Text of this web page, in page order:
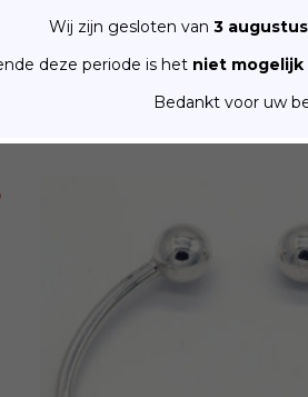
Wij zijn gesloten van 3
deze periode is het niet
Bedankt voor uw